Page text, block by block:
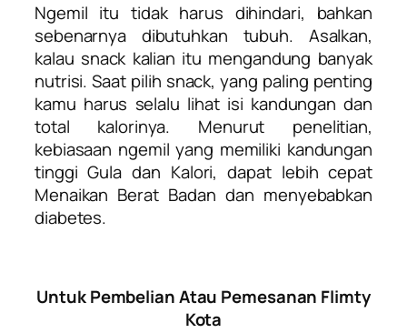
Ngemil itu tidak harus dihindari, bahkan
sebenarnya dibutuhkan tubuh. Asalkan,
kalau snack kalian itu mengandung banyak
nutrisi. Saat pilih snack, yang paling penting
kamu harus selalu lihat isi kandungan dan
total kalorinya. Menurut penelitian,
kebiasaan ngemil yang memiliki kandungan
tinggi Gula dan Kalori, dapat lebih cepat
Menaikan Berat Badan dan menyebabkan
diabetes.
Untuk Pembelian Atau Pemesanan Flimty
Kota